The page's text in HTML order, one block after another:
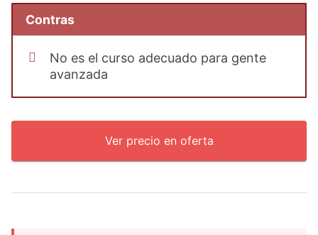
Contras
No es el curso adecuado para gente
avanzada
Ver precio en oferta